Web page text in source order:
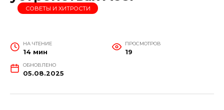
СОВЕТЫ И ХИТРОСТИ
НА ЧТЕНИЕ
14 мин
ПРОСМОТРОВ
19
ОБНОВЛЕНО
05.08.2025